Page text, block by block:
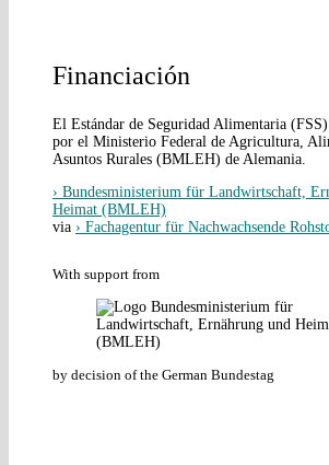
Financiación
El Estándar de Seguridad Alimentaria
por el Ministerio Federal de Agricultura,
Asuntos Rurales (BMLEH) de Alemania.
› Bundesministerium für Landwirtschaft,
Heimat (BMLEH)
via › Fachagentur für Nachwachsende
With support from
by decision of the German Bundestag